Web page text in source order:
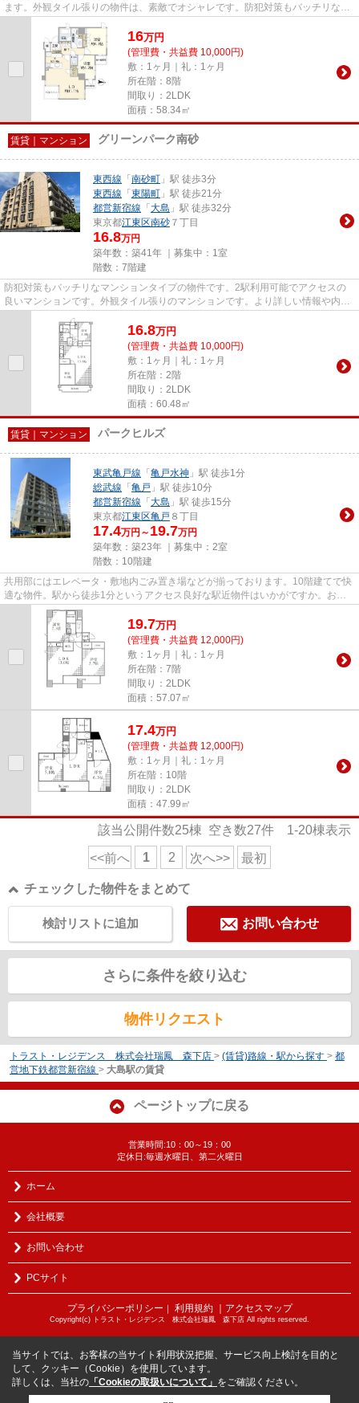
ます。外観タイル張りの物件は、素敵でオシャレです。防犯対策もバッチリなマ
ンションタイプの物件です。1...
16万円
(管理費・共益費 10,000円)
敷：1ヶ月｜礼：1ヶ月
所在階：8階
間取り：2LDK
面積：58.34㎡
賃貸｜マンション グリーンパーク南砂
東西線 「 南砂町 」駅 徒歩3分
東西線 「 東陽町 」駅 徒歩21分
都営新宿線 「 大島 」駅 徒歩32分
東京都江東区南砂 ７丁目
16.8万円
築年数：築41年 ｜募集中： 1室
階数：7階建
防犯対策もバッチリなマンションタイプの物件です。2駅利用可能でアクセスの
良いマンションです。外観タイル張りのマンションです。より詳しい情報や内見
16.8万円
(管理費・共益費 10,000円)
敷：1ヶ月｜礼：1ヶ月
所在階：2階
間取り：2LDK
面積：60.48㎡
賃貸｜マンション パークヒルズ
東武亀戸線 「 亀戸水神 」駅 徒歩1分
総武線 「 亀戸 」駅 徒歩10分
都営新宿線 「 大島 」駅 徒歩15分
東京都江東区亀戸 ８丁目
17.4万円～ 19.7万円
築年数：築23年 ｜募集中： 2室
階数：10階建
共用部にはエレベータ・敷地内ごみ置き場などが揃っております。10階建てで快
適な物件。駅から徒歩1分というアクセス良好な駅近物件はいかがですか。おし
ゃれなあなたにピッタリな外観...
19.7万円
(管理費・共益費 12,000円)
敷：1ヶ月｜礼：1ヶ月
所在階：7階
間取り：2LDK
面積：57.07㎡
17.4万円
(管理費・共益費 12,000円)
敷：1ヶ月｜礼：1ヶ月
所在階：10階
間取り：2LDK
面積：47.99㎡
該当公開件数25棟 空き数27件 1-20棟表示
<<前へ 1 2 次へ>> 最初
チェックした物件をまとめて
お問い合わせ
検討リストに追加
さらに条件を絞り込む
物件リクエスト
トラスト・レジデンス 株式会社瑞鳳 森下店 > (賃貸)路線・駅から探す > 都
営地下鉄都営新宿線 > 大島駅の賃貸
ページトップに戻る
営業時間:10：00～19：00
定休日:毎週水曜日、第二火曜日
ホーム
会社概要
お問い合わせ
PCサイト
プライバシーポリシー ｜ 利用規約 ｜アクセスマップ
Copyright(c) トラスト・レジデンス 株式会社瑞鳳 森下店 All rights reserved.
当サイトでは、お客様の当サイト利用状況把握、サービス向上検討を目的と
して、クッキー（Cookie）を使用しています。
詳しくは、当社の 「Cookieの取扱いについて」 をご確認ください。